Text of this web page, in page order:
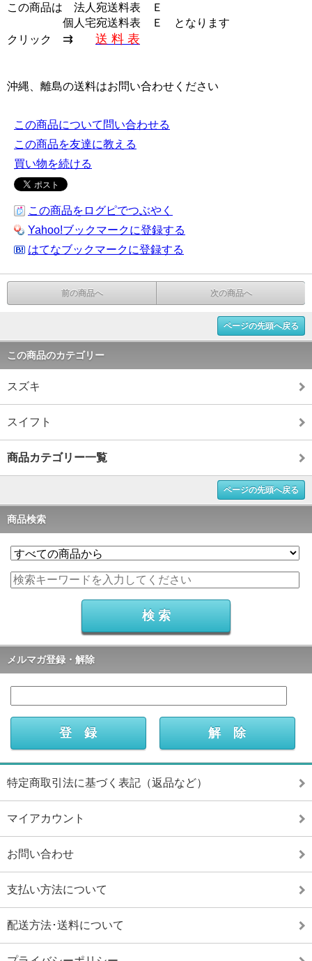
この商品は 法人宛送料表 Ｅ
個人宅宛送料表 Ｅ
となります
クリック ⇉ 送 料 表
沖縄、離島の送料はお問い合わせください
この商品について問い合わせる
この商品を友達に教える
買い物を続ける
この商品をログピでつぶやく
Yahoo!ブックマークに登録する
はてなブックマークに登録する
前の商品へ 次の商品へ
ページの先頭へ戻る
この商品のカテゴリー
スズキ
スイフト
商品カテゴリー一覧
ページの先頭へ戻る
商品検索
メルマガ登録・解除
特定商取引法に基づく表記（返品など）
マイアカウント
お問い合わせ
支払い方法について
配送方法･送料について